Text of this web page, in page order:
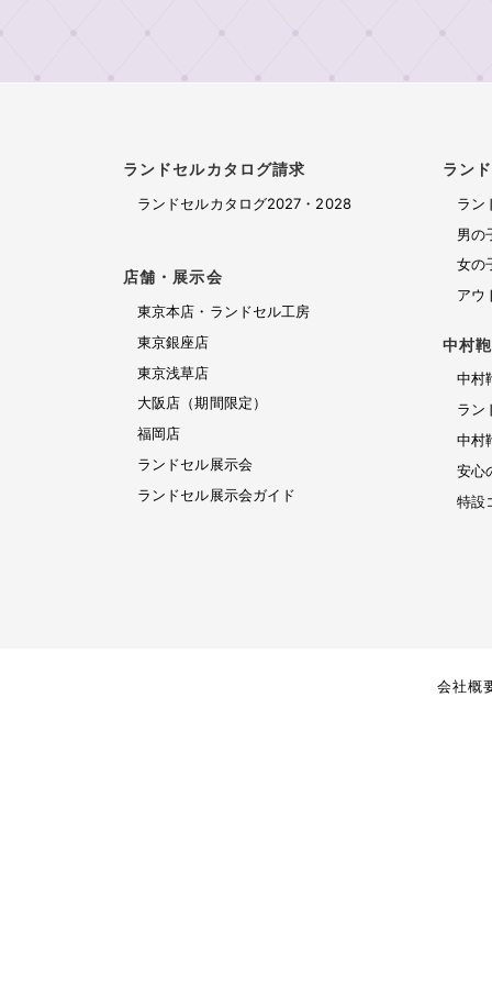
ランドセルカタログ請求
ランドセルカタログ2027・2028
店舗・展示会
東京本店・ランドセル工房
東京銀座店
東京浅草店
大阪店（期間限定）
福岡店
ランドセル展示会
ランドセル展示会ガイド
ラン
ラン
男の
女の
アウ
中村
中村
ラン
中村
安心
特設
会社概